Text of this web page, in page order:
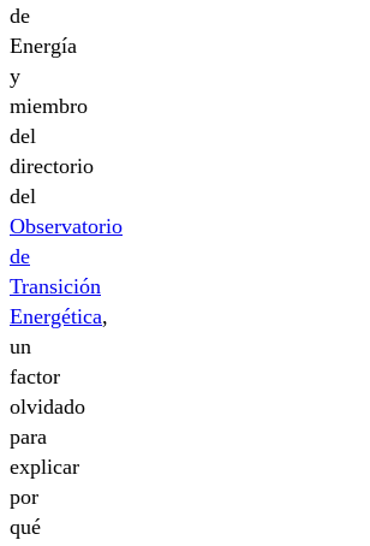
de
Energía
y
miembro
del
directorio
del
Observatorio
de
Transición
Energética,
un
factor
olvidado
para
explicar
por
qué